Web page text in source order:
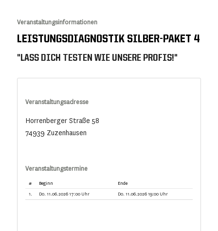
Veranstaltungsinformationen
LEISTUNGSDIAGNOSTIK SILBER-PAKET 4
"LASS DICH TESTEN WIE UNSERE PROFIS!"
Veranstaltungsadresse
Horrenberger Straße 58
74939 Zuzenhausen
Veranstaltungstermine
# Beginn
Ende
1.
Do. 11.06.2026 17:00 Uhr Do. 11.06.2026 19:00 Uhr